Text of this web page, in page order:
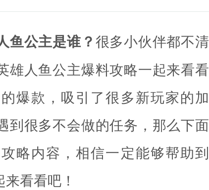
鱼公主是谁？很多小伙伴都不清
雄人鱼公主爆料攻略一起来看看
爆款，吸引了很多新玩家的加
到很多不会做的任务，那么下面
略内容，相信一定能够帮助到
看看吧！